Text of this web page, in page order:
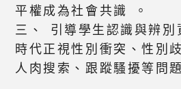
平權成為社會共識 。
三、 引導學生認識與辨別
時代正視性別衝突、性別
人肉搜索、跟蹤騷擾等問題